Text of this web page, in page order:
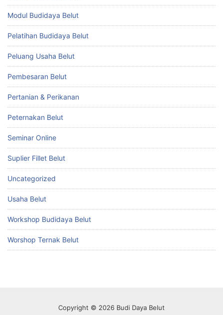
Modul Budidaya Belut
Pelatihan Budidaya Belut
Peluang Usaha Belut
Pembesaran Belut
Pertanian & Perikanan
Peternakan Belut
Seminar Online
Suplier Fillet Belut
Uncategorized
Usaha Belut
Workshop Budidaya Belut
Worshop Ternak Belut
Copyright © 2026 Budi Daya Belut